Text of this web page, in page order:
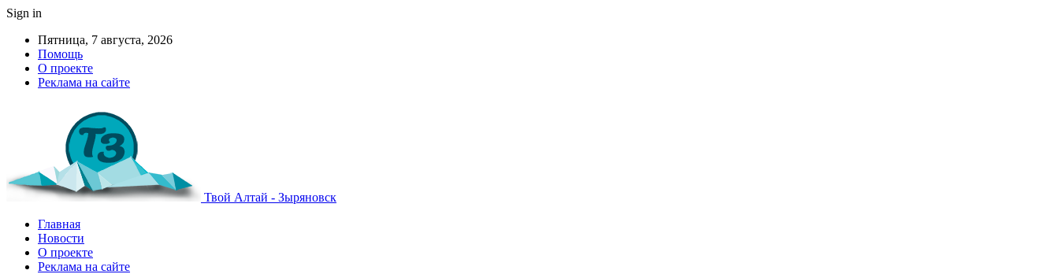
Sign in
Пятница, 7 августа, 2026
Помощь
О проекте
Реклама на сайте
Твой Алтай - Зыряновск
Главная
Новости
О проекте
Реклама на сайте